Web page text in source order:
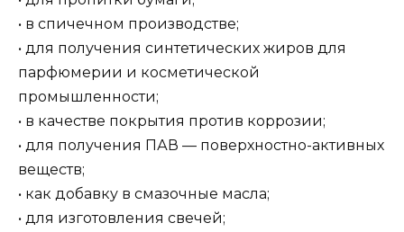
• в спичечном производстве;
• для получения синтетических жиров для
парфюмерии и косметической
промышленности;
• в качестве покрытия против коррозии;
• для получения ПАВ — поверхностно-активных
веществ;
• как добавку в смазочные масла;
• для изготовления свечей;